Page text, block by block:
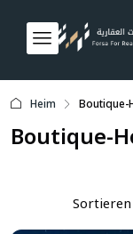
Heim Boutique-
Boutique-